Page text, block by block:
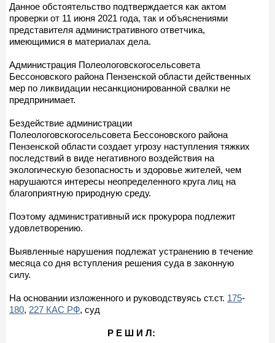
Данное обстоятельство подтверждается как актом
проверки от 11 июня 2021 года, так и объяснениями
представителя административного ответчика,
имеющимися в материалах дела.
Администрация Полеологовскогосельсовета
Бессоновского района Пензенской области действенных
мер по ликвидации несанкционированной свалки не
предпринимает.
Бездействие администрации
Полеологовскогосельсовета Бессоновского района
Пензенской области создает угрозу наступления тяжких
последствий в виде негативного воздействия на
экологическую безопасность и здоровье жителей, чем
нарушаются интересы неопределенного круга лиц на
благоприятную природную среду.
Поэтому административный иск прокурора подлежит
удовлетворению.
Выявленные нарушения подлежат устранению в течение
месяца со дня вступления решения суда в законную
силу.
На основании изложенного и руководствуясь ст.ст. 175-
180, 227 КАС РФ, суд
Р Е Ш И Л: